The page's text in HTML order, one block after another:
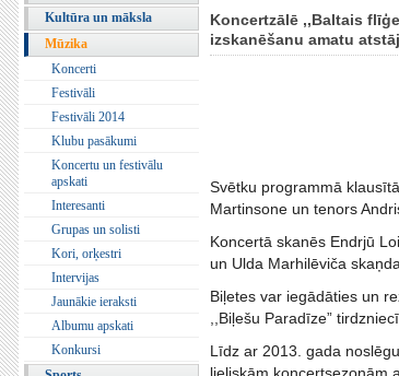
Kultūra un māksla
Mūzika
Koncerti
Festivāli
Festivāli 2014
Klubu pasākumi
Koncertu un festivālu
apskati
Interesanti
Grupas un solisti
Kori, orķestri
Intervijas
Jaunākie ieraksti
Albumu apskati
Konkursi
Koncertzālē ,,Baltais
izskanēšanu amatu
Svētku programmā
Martinsone un tenors
Koncertā skanēs Endrjū
un Ulda Marhilēviča
Biļetes var iegādāties un
,,Biļešu Paradīze”
Līdz ar 2013. gada